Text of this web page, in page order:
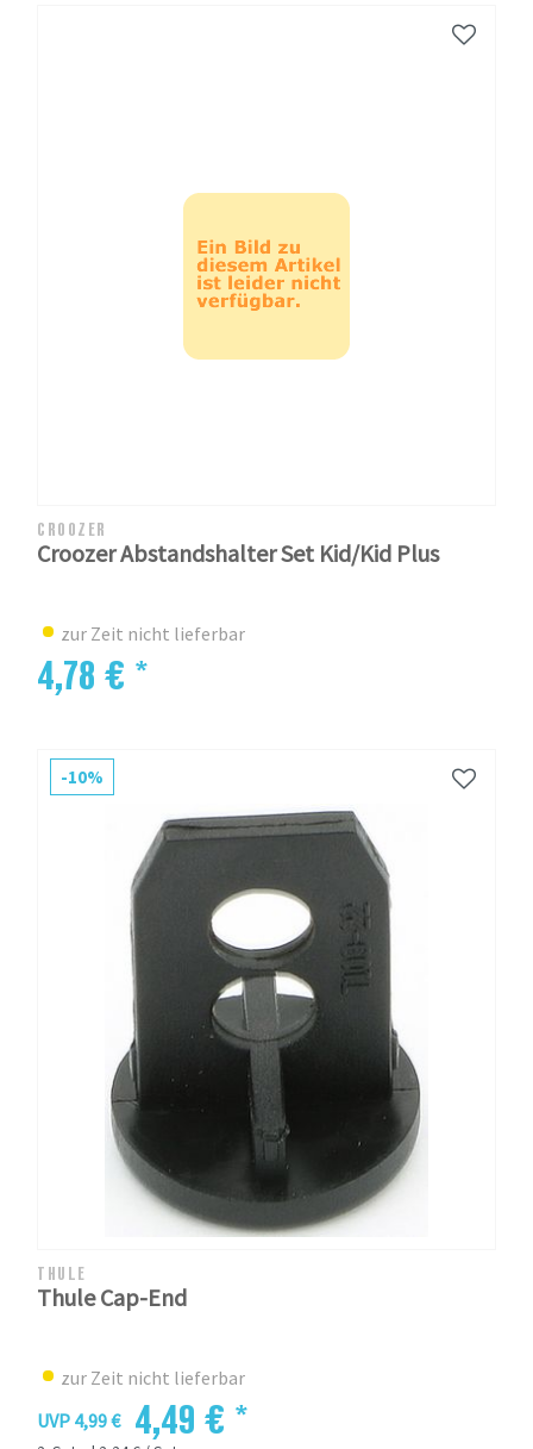
CROOZER
Croozer Abstandshalter Set Kid/Kid Plus
zur Zeit nicht lieferbar
4,78 € *
-10%
THULE
Thule Cap-End
zur Zeit nicht lieferbar
UVP 4,99 €
4,49 € *